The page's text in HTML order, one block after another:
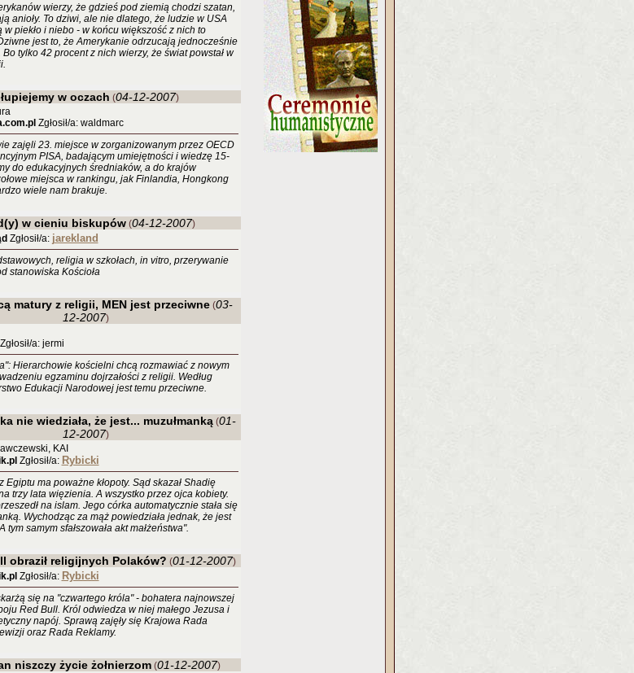
wierzy, że gdzieś pod ziemią chodzi szatan,
anioły. To dziwi, ale nie dlatego, że ludzie w USA
w piekło i niebo - w końcu większość z nich to
jest to, że Amerykanie odrzucają jednocześnie
tylko 42 procent z nich wierzy, że świat powstał w
w oczach (04-12-2007)
Zgłosił/a: waldmarc
zajęli 23. miejsce w zorganizowanym przez OECD
PISA, badającym umiejętności i wiedzę 15-
do edukacyjnych średniaków, a do krajów
miejsca w rankingu, jak Finlandia, Hongkong
wiele nam brakuje.
w cieniu biskupów(04-12-2007)
Zgłosił/a: jarekland
religia w szkołach, in vitro, przerywanie
stanowiska Kościoła
matury z religii, MEN jest przeciwne (03-
12-2007)
Zgłosił/a: jermi
Hierarchowie kościelni chcą rozmawiać z nowym
egzaminu dojrzałości z religii. Według
Edukacji Narodowej jest temu przeciwne.
nie wiedziała, że jest... muzułmanką (01-
12-2007)
KAI
Zgłosił/a: Rybicki
Egiptu ma poważne kłopoty. Sąd skazał Shadię
trzy lata więzienia. A wszystko przez ojca kobiety.
na islam. Jego córka automatycznie stała się
Wychodząc za mąż powiedziała jednak, że jest
tym samym sfałszowała akt małżeństwa".
obraził religijnych Polaków? (01-12-2007)
Zgłosił/a: Rybicki
się na "czwartego króla" - bohatera najnowszej
Red Bull. Król odwiedza w niej małego Jezusa i
napój. Sprawą zajęły się Krajowa Rada
oraz Rada Reklamy.
niszczy życie żołnierzom (01-12-2007)